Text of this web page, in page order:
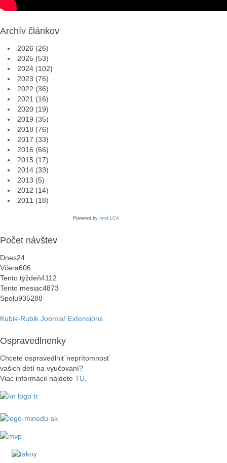
Archív článkov
2026 (26)
2025 (53)
2024 (102)
2023 (76)
2022 (36)
2021 (16)
2020 (19)
2019 (35)
2018 (76)
2017 (33)
2016 (66)
2015 (17)
2014 (33)
2013 (5)
2012 (14)
2011 (18)
Powered bymod LCA
Počet návštev
Dnes24
Včera606
Tento týždeň4112
Tento mesiac4873
Spolu935288
Kubik-Rubik Joomla! Extensions
Ospravedlnenky
Chcete ospravedlniť neprítomnosť
vašich detí na vyučovaní?
Viac informácií nájdete TU.